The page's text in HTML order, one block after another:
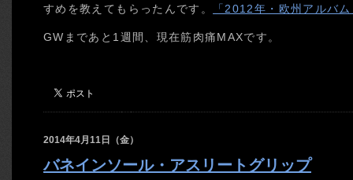
すめを教えてもらったんです。
「2012年・欧州アルバ
GWまであと1週間、現在筋肉痛MAXです。
2014年4月11日（金）
バネインソール・アスリートグリップ